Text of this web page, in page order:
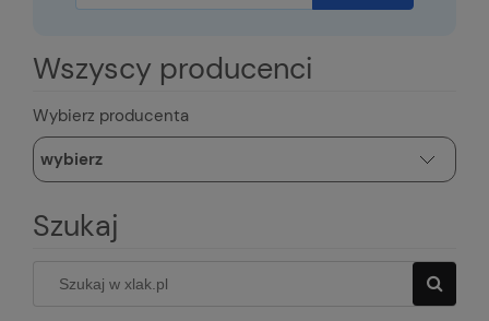
Wszyscy producenci
Wybierz producenta
Szukaj